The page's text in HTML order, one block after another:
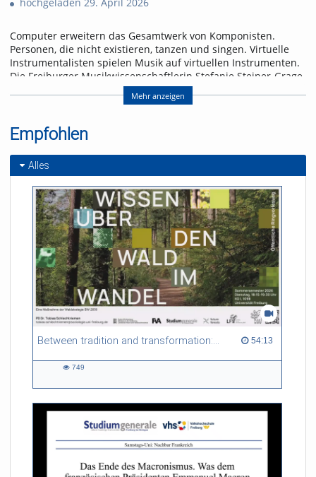
Computer erweitern das Gesamtwerk von Komponisten.
Personen, die nicht existieren, tanzen und singen. Virtuelle
Instrumentalisten spielen Musik auf virtuellen Instrumenten.
Die Freiburger Musikwissenschaftlerin Stefanie Steiner-Grage
beurteilt den Vormarsch künstlicher Klänge eher skeptisch.
Prof. Dr. Stefanie Steiner-
Grage
Mehr anzeigen
Empfohlen
Alles
Between tradition and transformation: how owners, advisers and institutions co-create knowledge for resilient forests in Europe 54:13
54:13 duration
749